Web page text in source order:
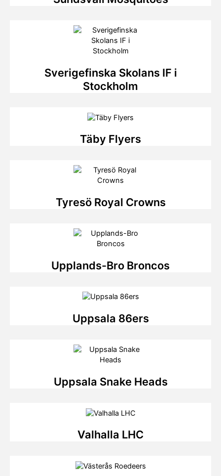
Sverigefinska Skolans IF i
Stockholm
Täby Flyers
Tyresö Royal Crowns
Upplands-Bro Broncos
Uppsala 86ers
Uppsala Snake Heads
Valhalla LHC